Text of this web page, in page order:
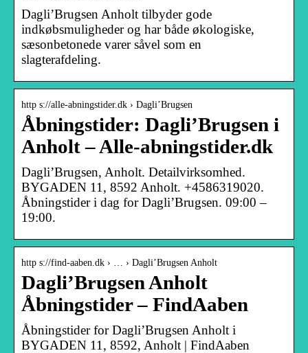
Dagli’Brugsen Anholt tilbyder gode
indkøbsmuligheder og har både økologiske,
sæsonbetonede varer såvel som en
slagterafdeling.
http s://alle-abningstider.dk › Dagli’Brugsen
Åbningstider: Dagli’Brugsen i
Anholt – Alle-abningstider.dk
Dagli’Brugsen, Anholt. Detailvirksomhed.
BYGADEN 11, 8592 Anholt. +4586319020.
Åbningstider i dag for Dagli’Brugsen. 09:00 –
19:00.
http s://find-aaben.dk › … › Dagli’Brugsen Anholt
Dagli’Brugsen Anholt
Åbningstider – FindAaben
Åbningstider for Dagli’Brugsen Anholt i
BYGADEN 11, 8592, Anholt | FindAaben